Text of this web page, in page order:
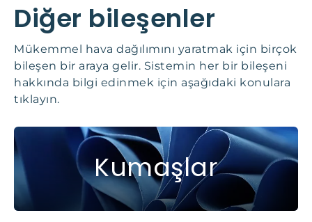
Diğer bileşenler
Mükemmel hava dağılımını yaratmak için birçok
bileşen bir araya gelir. Sistemin her bir bileşeni
hakkında bilgi edinmek için aşağıdaki konulara
tıklayın.
Kumaşlar